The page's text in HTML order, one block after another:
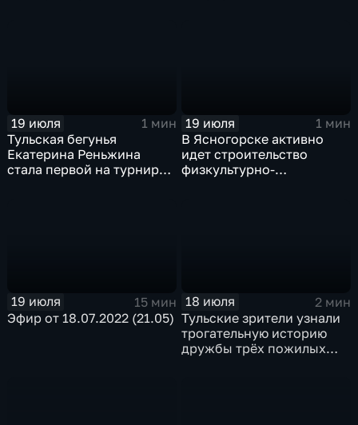
19 июля
1 мин
Тульская бегунья
Екатерина Реньжина
стала первой на турнире
19 июля
1 мин
В Ясногорске активно
идет строительство
физкультурно-
19 июля
15 мин
Эфир от 18.07.2022 (21.05)
18 июля
2 мин
Тульские зрители узнали
трогательную историю
дружбы трёх пожилых